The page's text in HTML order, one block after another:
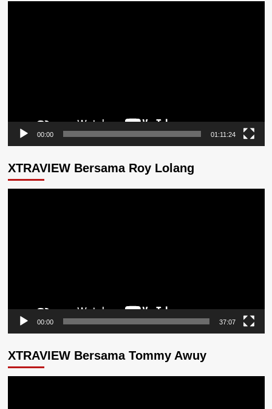
00:00 01:11:24
XTRAVIEW Bersama Roy Lolang
00:00 37:07
XTRAVIEW Bersama Tommy Awuy